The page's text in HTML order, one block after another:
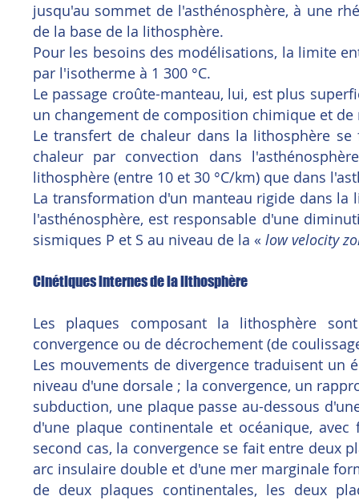
jusqu'au sommet de l'asthénosphère, à une
de la base de la lithosphère.
Pour les besoins des modélisations, la limite
par l'isotherme à 1 300 °C.
Le passage croûte-manteau, lui, est plus
un changement de composition chimique et
Le transfert de chaleur dans la lithosphère
chaleur par convection dans
lithosphère (entre 10 et 30 °C/km) que dans
La transformation d'un manteau rigide dans
l'asthénosphère, est responsable d'une
sismiques P et S au niveau de la « low velocity
Cinétiques internes de la lithosphère
Les plaques composant la lithosphère
convergence ou de décrochement (de
Les mouvements de divergence traduisent un
niveau d'une dorsale ; la convergence, un
subduction, une plaque passe au-dessous
d'une plaque continentale et océanique,
second cas, la convergence se fait entre deux
arc insulaire double et d'une mer marginale
de deux plaques continentales, les deux